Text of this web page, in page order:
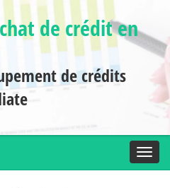
de crédit en
de crédits